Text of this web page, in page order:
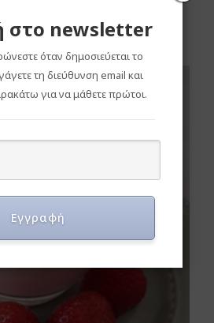
στο newsletter
όταν δημοσιεύεται το
τη διεύθυνση email και
για να μάθετε πρώτοι.
Εγγραφή